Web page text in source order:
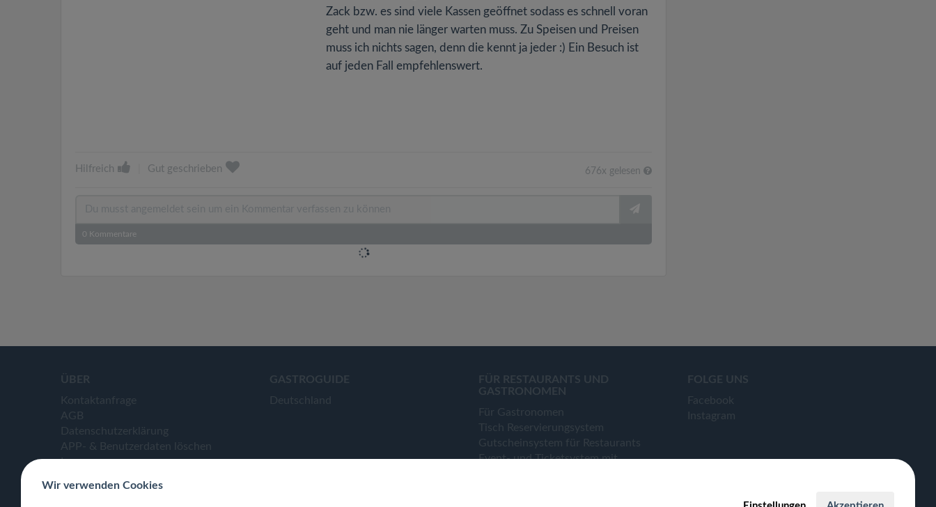
Zack bzw. es sind viele Kassen geöffnet sodass es schnell voran
geht und man nie länger warten muss. Zu Speisen und Preisen
muss ich nichts sagen, denn die kennt ja jeder :) Ein Besuch ist
auf jeden Fall empfehlenswert.
Hilfreich Gut geschrieben 676x gelesen
0 Kommentare
ÜBER
Kontaktanfrage
AGB
Datenschutzerklärung
APP- & Benutzerdaten löschen
Impressum
GASTROGUIDE
Deutschland
FÜR RESTAURANTS UND
GASTRONOMEN
Für Gastronomen
Tisch Reservierungsystem
Gutscheinsystem für Restaurants
Event- und Ticketsystem mit
FOLGE UNS
Facebook
Instagram
Wir verwenden Cookies